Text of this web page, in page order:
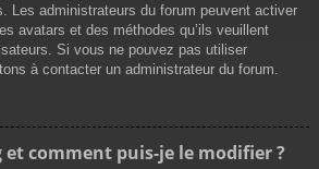
Les administrateurs du forum peuvent activer
avatars et des méthodes qu’ils veuillent
Si vous ne pouvez pas utiliser
à contacter un administrateur du forum.
et comment puis-je le modifier ?